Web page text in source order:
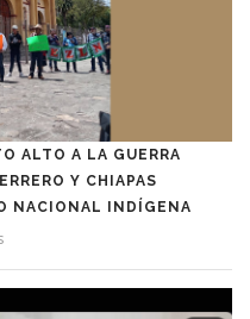
ALTO A LA GUERRA
Y CHIAPAS
NACIONAL INDÍGENA